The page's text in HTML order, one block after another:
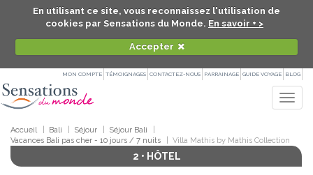
En utilisant ce site, vous reconnaissez l'utilisation de
cookies par Sensations du Monde. En savoir + >
Accepter
MON COMPTE TÉMOIGNAGES CONTACTEZ-NOUS PARRAINAGE GUIDE VOYAGE BLOG
Accueil Bali Séjour
Séjour Bali
Vacances Bali pas cher - 10 jours / 7 nuits
Villa Mathis by Mathis Collection
2 • HÔTEL